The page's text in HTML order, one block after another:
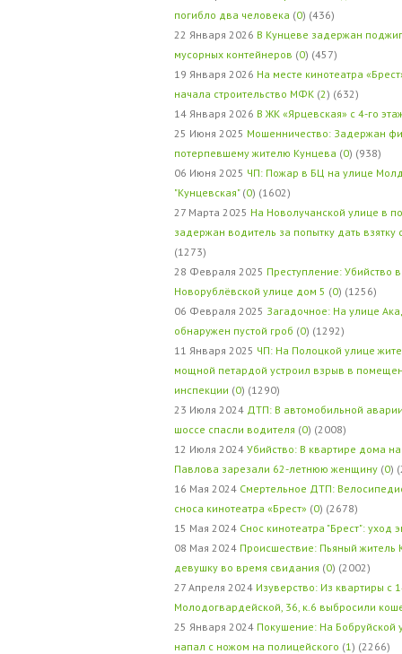
погибло два человека (0) (436)
22 Января 2026 В Кунцеве задержан
мусорных контейнеров (0) (457)
19 Января 2026 На месте кинотеатра
начала строительство МФК (2) (632)
14 Января 2026 В ЖК «Ярцевская» с 4-го
25 Июня 2025 Мошенничество: Задержан
потерпевшему жителю Кунцева (0) (938)
06 Июня 2025 ЧП: Пожар в БЦ на улице
"Кунцевская" (0) (1602)
27 Марта 2025 На Новолучанской улице в
задержан водитель за попытку дать
(1273)
28 Февраля 2025 Преступление: Убийство
Новорублёвской улице дом 5 (0) (1256)
06 Февраля 2025 Загадочное: На улице
обнаружен пустой гроб (0) (1292)
11 Января 2025 ЧП: На Полоцкой улице
мощной петардой устроил взрыв в
инспекции (0) (1290)
23 Июля 2024 ДТП: В автомобильной
шоссе спасли водителя (0) (2008)
12 Июля 2024 Убийство: В квартире дома
Павлова зарезали 62-летнюю женщину (0)
16 Мая 2024 Смертельное ДТП:
сноса кинотеатра «Брест» (0) (2678)
15 Мая 2024 Снос кинотеатра "Брест": уход
08 Мая 2024 Происшествие: Пьяный житель
девушку во время свидания (0) (2002)
27 Апреля 2024 Изуверство: Из квартиры с
Молодогвардейской, 36, к.6 выбросили
25 Января 2024 Покушение: На Бобруйской
напал с ножом на полицейского (1 ) (2266)